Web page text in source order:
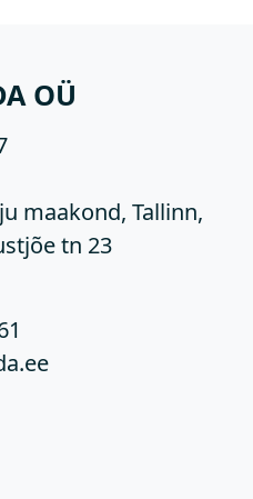
OÜ
maakond, Tallinn,
tn 23